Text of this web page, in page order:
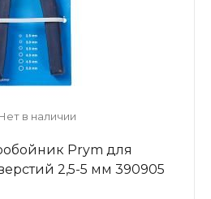
в наличии
Prym для
2,5-5 мм 390905